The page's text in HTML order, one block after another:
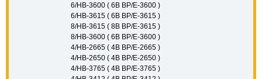
6/HB-3600 ( 6B BP/E-3600 )
6/HB-3615 ( 6B BP/E-3615 )
8/HB-3615 ( 8B BP/E-3615 )
8/HB-3600 ( 6B BP/E-3600 )
4/HB-2665 ( 4B BP/E-2665 )
4/HB-2650 ( 4B BP/E-2650 )
4/HB-3765 ( 4B BP/E-3765 )